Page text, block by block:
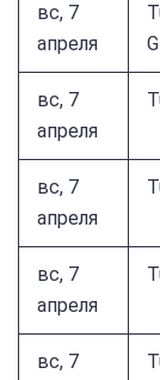
вс, 7
апреля
вс, 7
апреля
вс, 7
апреля
вс, 7
апреля
вс, 7